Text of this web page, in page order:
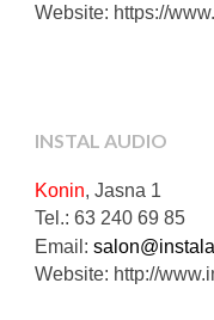
Website: https://
INSTAL AUDIO
Konin, Jasna 1
Tel.: 63 240 69 85
Email:
Website: http://